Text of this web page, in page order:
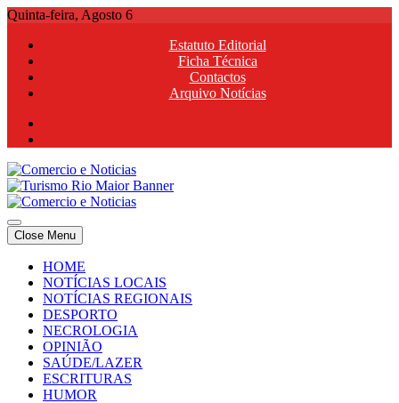
Skip
content
Quinta-feira, Agosto 6
Estatuto Editorial
Ficha Técnica
Contactos
Arquivo Notícias
Comercio e Noticias
Notícias e Publicidade Online
Comercio e Noticias
Notícias e Publicidade Online
Close Menu
HOME
NOTÍCIAS LOCAIS
NOTÍCIAS REGIONAIS
DESPORTO
NECROLOGIA
OPINIÃO
SAÚDE/LAZER
ESCRITURAS
HUMOR